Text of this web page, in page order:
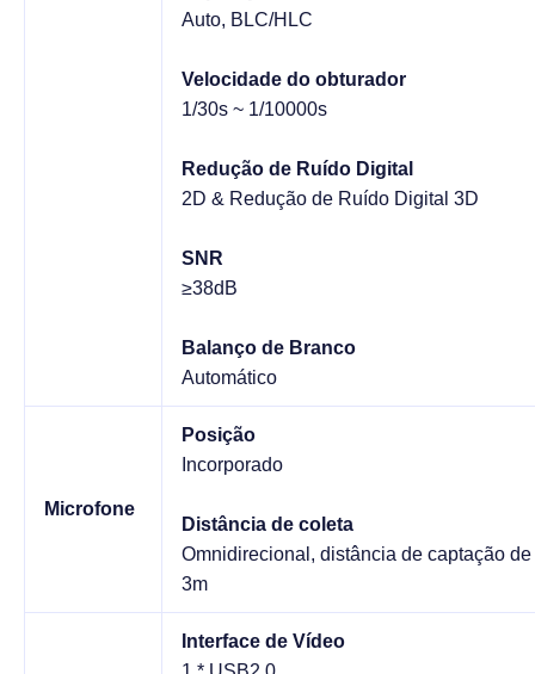
Auto, BLC/HLC
Velocidade do obturador
1/30s ~ 1/10000s
Redução de Ruído Digital
2D & Redução de Ruído Digital 3D
SNR
≥38dB
Balanço de Branco
Automático
Microfone
Posição
Incorporado
Distância de coleta
Omnidirecional, distância de captação de
3m
Interface de Vídeo